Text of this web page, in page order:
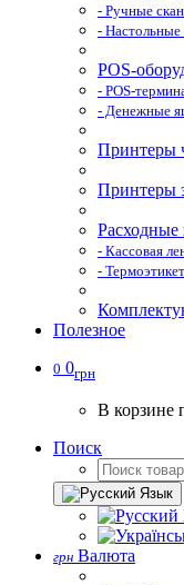
- Ручные
-
POS-
- POS-
- Денежные
Принтеры
Принтеры
Расходные
- Кассовая
-
Полезное
0 0грн
В корзине
Поиск
Язык
грн Валюта